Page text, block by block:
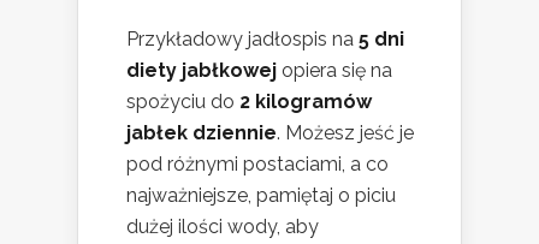
Przykładowy jadłospis na 5 dni
diety jabłkowej opiera się na
spożyciu do 2 kilogramów
jabłek dziennie. Możesz jeść je
pod różnymi postaciami, a co
najważniejsze, pamiętaj o piciu
dużej ilości wody, aby